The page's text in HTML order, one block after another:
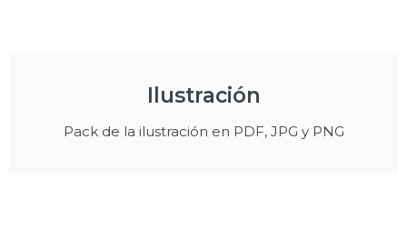
Ilustración
Pack de la ilustración en PDF, JPG y PNG